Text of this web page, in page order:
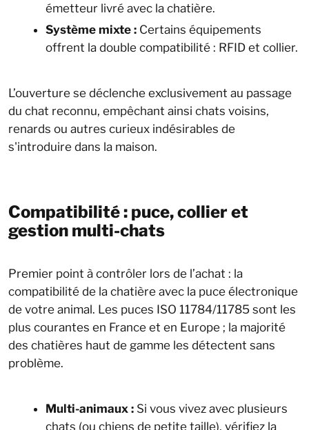
émetteur livré avec la chatière.
Système mixte : Certains équipements
offrent la double compatibilité : RFID et collier.
L’ouverture se déclenche exclusivement au passage
du chat reconnu, empêchant ainsi chats voisins,
renards ou autres curieux indésirables de
s'introduire dans la maison.
Compatibilité : puce, collier et
gestion multi-chats
Premier point à contrôler lors de l’achat : la
compatibilité de la chatière avec la puce électronique
de votre animal. Les puces ISO 11784/11785 sont les
plus courantes en France et en Europe ; la majorité
des chatières haut de gamme les détectent sans
problème.
Multi-animaux : Si vous vivez avec plusieurs
chats (ou chiens de petite taille), vérifiez la